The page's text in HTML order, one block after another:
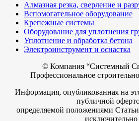
Алмазная резка, сверление и
Вспомогательное оборудование
Крепежные системы
Оборудование для уплотнения
Уплотнение и обработка бетона
Электроинструмент и оснастка
© Компания “Системный
Профессиональное
Информация, опубликованная на
публичной
определяемой положениями
исключительно